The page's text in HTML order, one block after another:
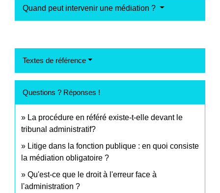
Quand peut intervenir une médiation ?
Textes de référence
Questions ? Réponses !
La procédure en référé existe-t-elle devant le
tribunal administratif?
Litige dans la fonction publique : en quoi consiste
la médiation obligatoire ?
Qu'est-ce que le droit à l'erreur face à
l'administration ?